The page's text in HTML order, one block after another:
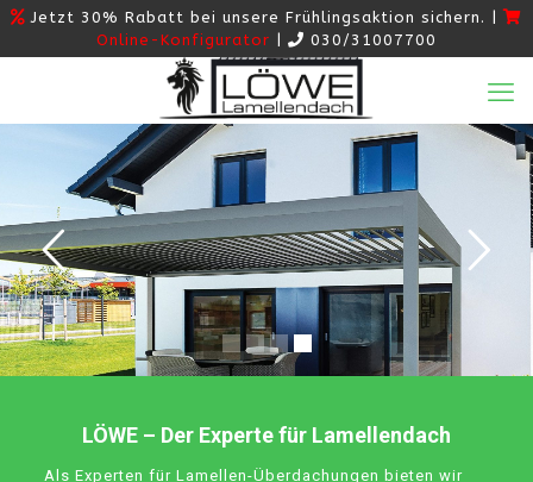
Jetzt 30% Rabatt bei unsere Frühlingsaktion sichern. |
Online-Konfigurator
030/31007700
LÖWE – Der Experte für Lamellendach
Als Experten für Lamellen-Überdachungen bieten wir